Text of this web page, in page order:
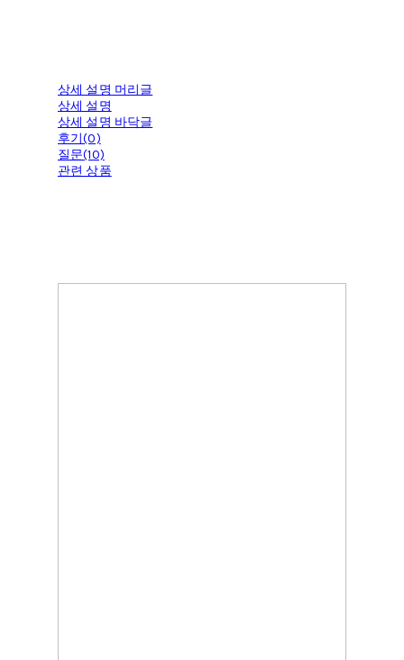
상세 설명 머리글
상세 설명
상세 설명 바닥글
후기(0)
질문(10)
관련 상품